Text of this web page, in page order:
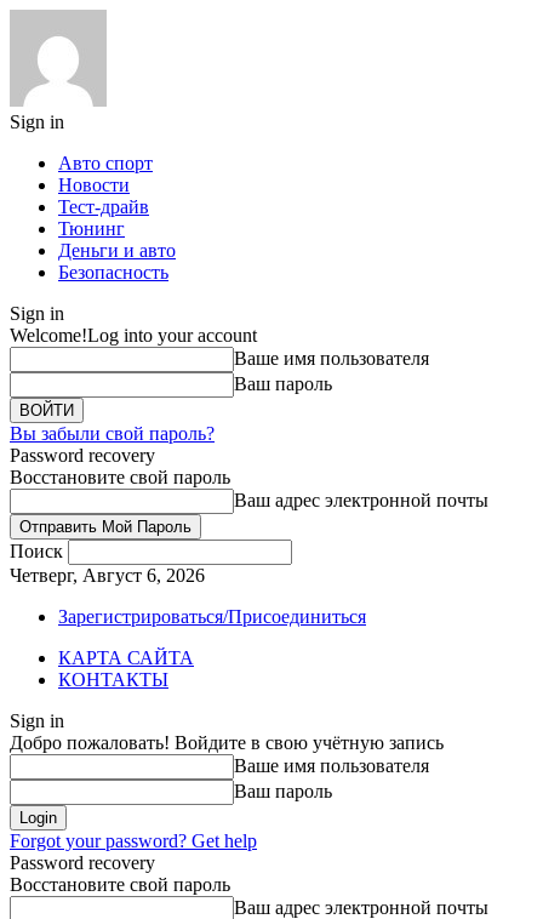
Sign in
Авто спорт
Новости
Тест-драйв
Тюнинг
Деньги и авто
Безопасность
Sign in
Welcome!Log into your account
Ваше имя пользователя
Ваш пароль
Вы забыли свой пароль?
Password recovery
Восстановите свой пароль
Ваш адрес электронной почты
Поиск
Четверг, Август 6, 2026
Зарегистрироваться/Присоединиться
КАРТА САЙТА
КОНТАКТЫ
Sign in
Добро пожаловать! Войдите в свою учётную запись
Ваше имя пользователя
Ваш пароль
Forgot your password? Get help
Password recovery
Восстановите свой пароль
Ваш адрес электронной почты